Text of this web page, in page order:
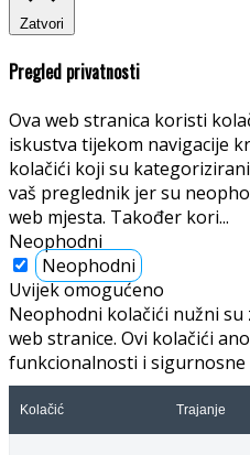
Zatvori
Pregled privatnosti
Ova web stranica koristi
iskustva tijekom navigacije
kolačići koji su
vaš preglednik jer su
web mjesta. Također kori...
Neophodni
Neophodni
Uvijek omogućeno
Neophodni kolačići nužni
web stranice. Ovi kolačići
funkcionalnosti i sigurnosne
Kolačić Trajanje